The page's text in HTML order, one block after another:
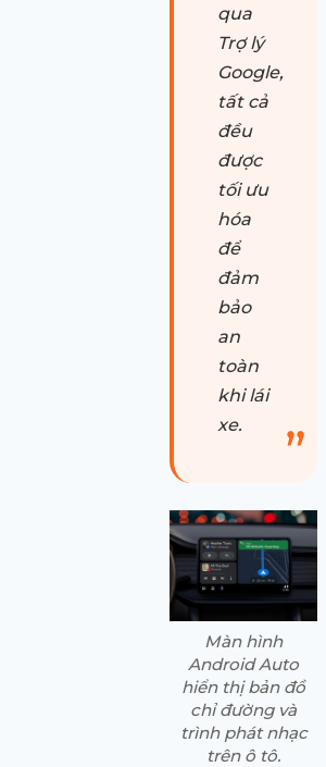
qua
Trợ lý
Google,
tất cả
đều
được
tối ưu
hóa
để
đảm
bảo
an
toàn
khi lái
xe.
Màn hình
Android Auto
hiển thị bản đồ
chỉ đường và
trình phát nhạc
trên ô tô.